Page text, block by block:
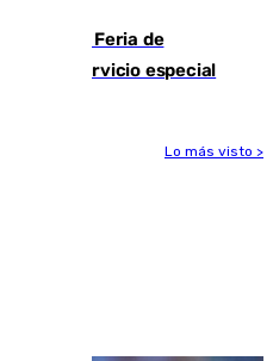
en la Feria de
del servicio especial
Lo más visto >